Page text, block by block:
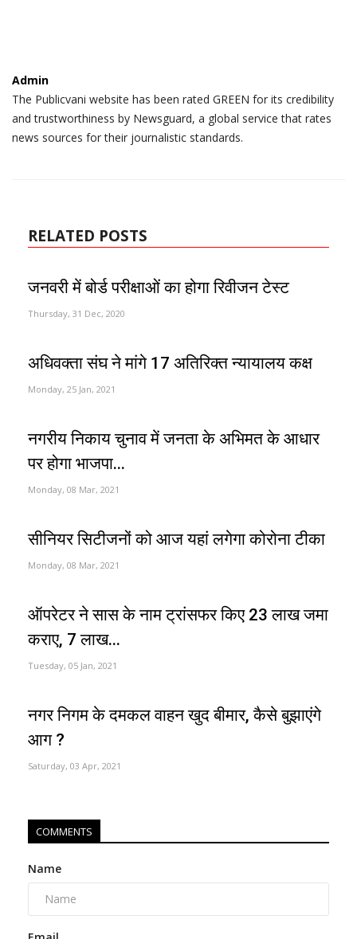
Admin
The Publicvani website has been rated GREEN for its credibility
and trustworthiness by Newsguard, a global service that rates
news sources for their journalistic standards.
RELATED POSTS
जनवरी में बोर्ड परीक्षाओं का होगा रिवीजन टेस्ट
Thursday, 31 Dec, 2020
अधिवक्ता संघ ने मांगे 17 अतिरिक्त न्यायालय कक्ष
Monday, 25 Jan, 2021
नगरीय निकाय चुनाव में जनता के अभिमत के आधार
पर होगा भाजपा...
Monday, 08 Mar, 2021
सीनियर सिटीजनों को आज यहां लगेगा कोरोना टीका
Monday, 08 Mar, 2021
ऑपरेटर ने सास के नाम ट्रांसफर किए 23 लाख जमा
कराए, 7 लाख...
Tuesday, 05 Jan, 2021
नगर निगम के दमकल वाहन खुद बीमार, कैसे बुझाएंगे
आग ?
Saturday, 03 Apr, 2021
COMMENTS
Name